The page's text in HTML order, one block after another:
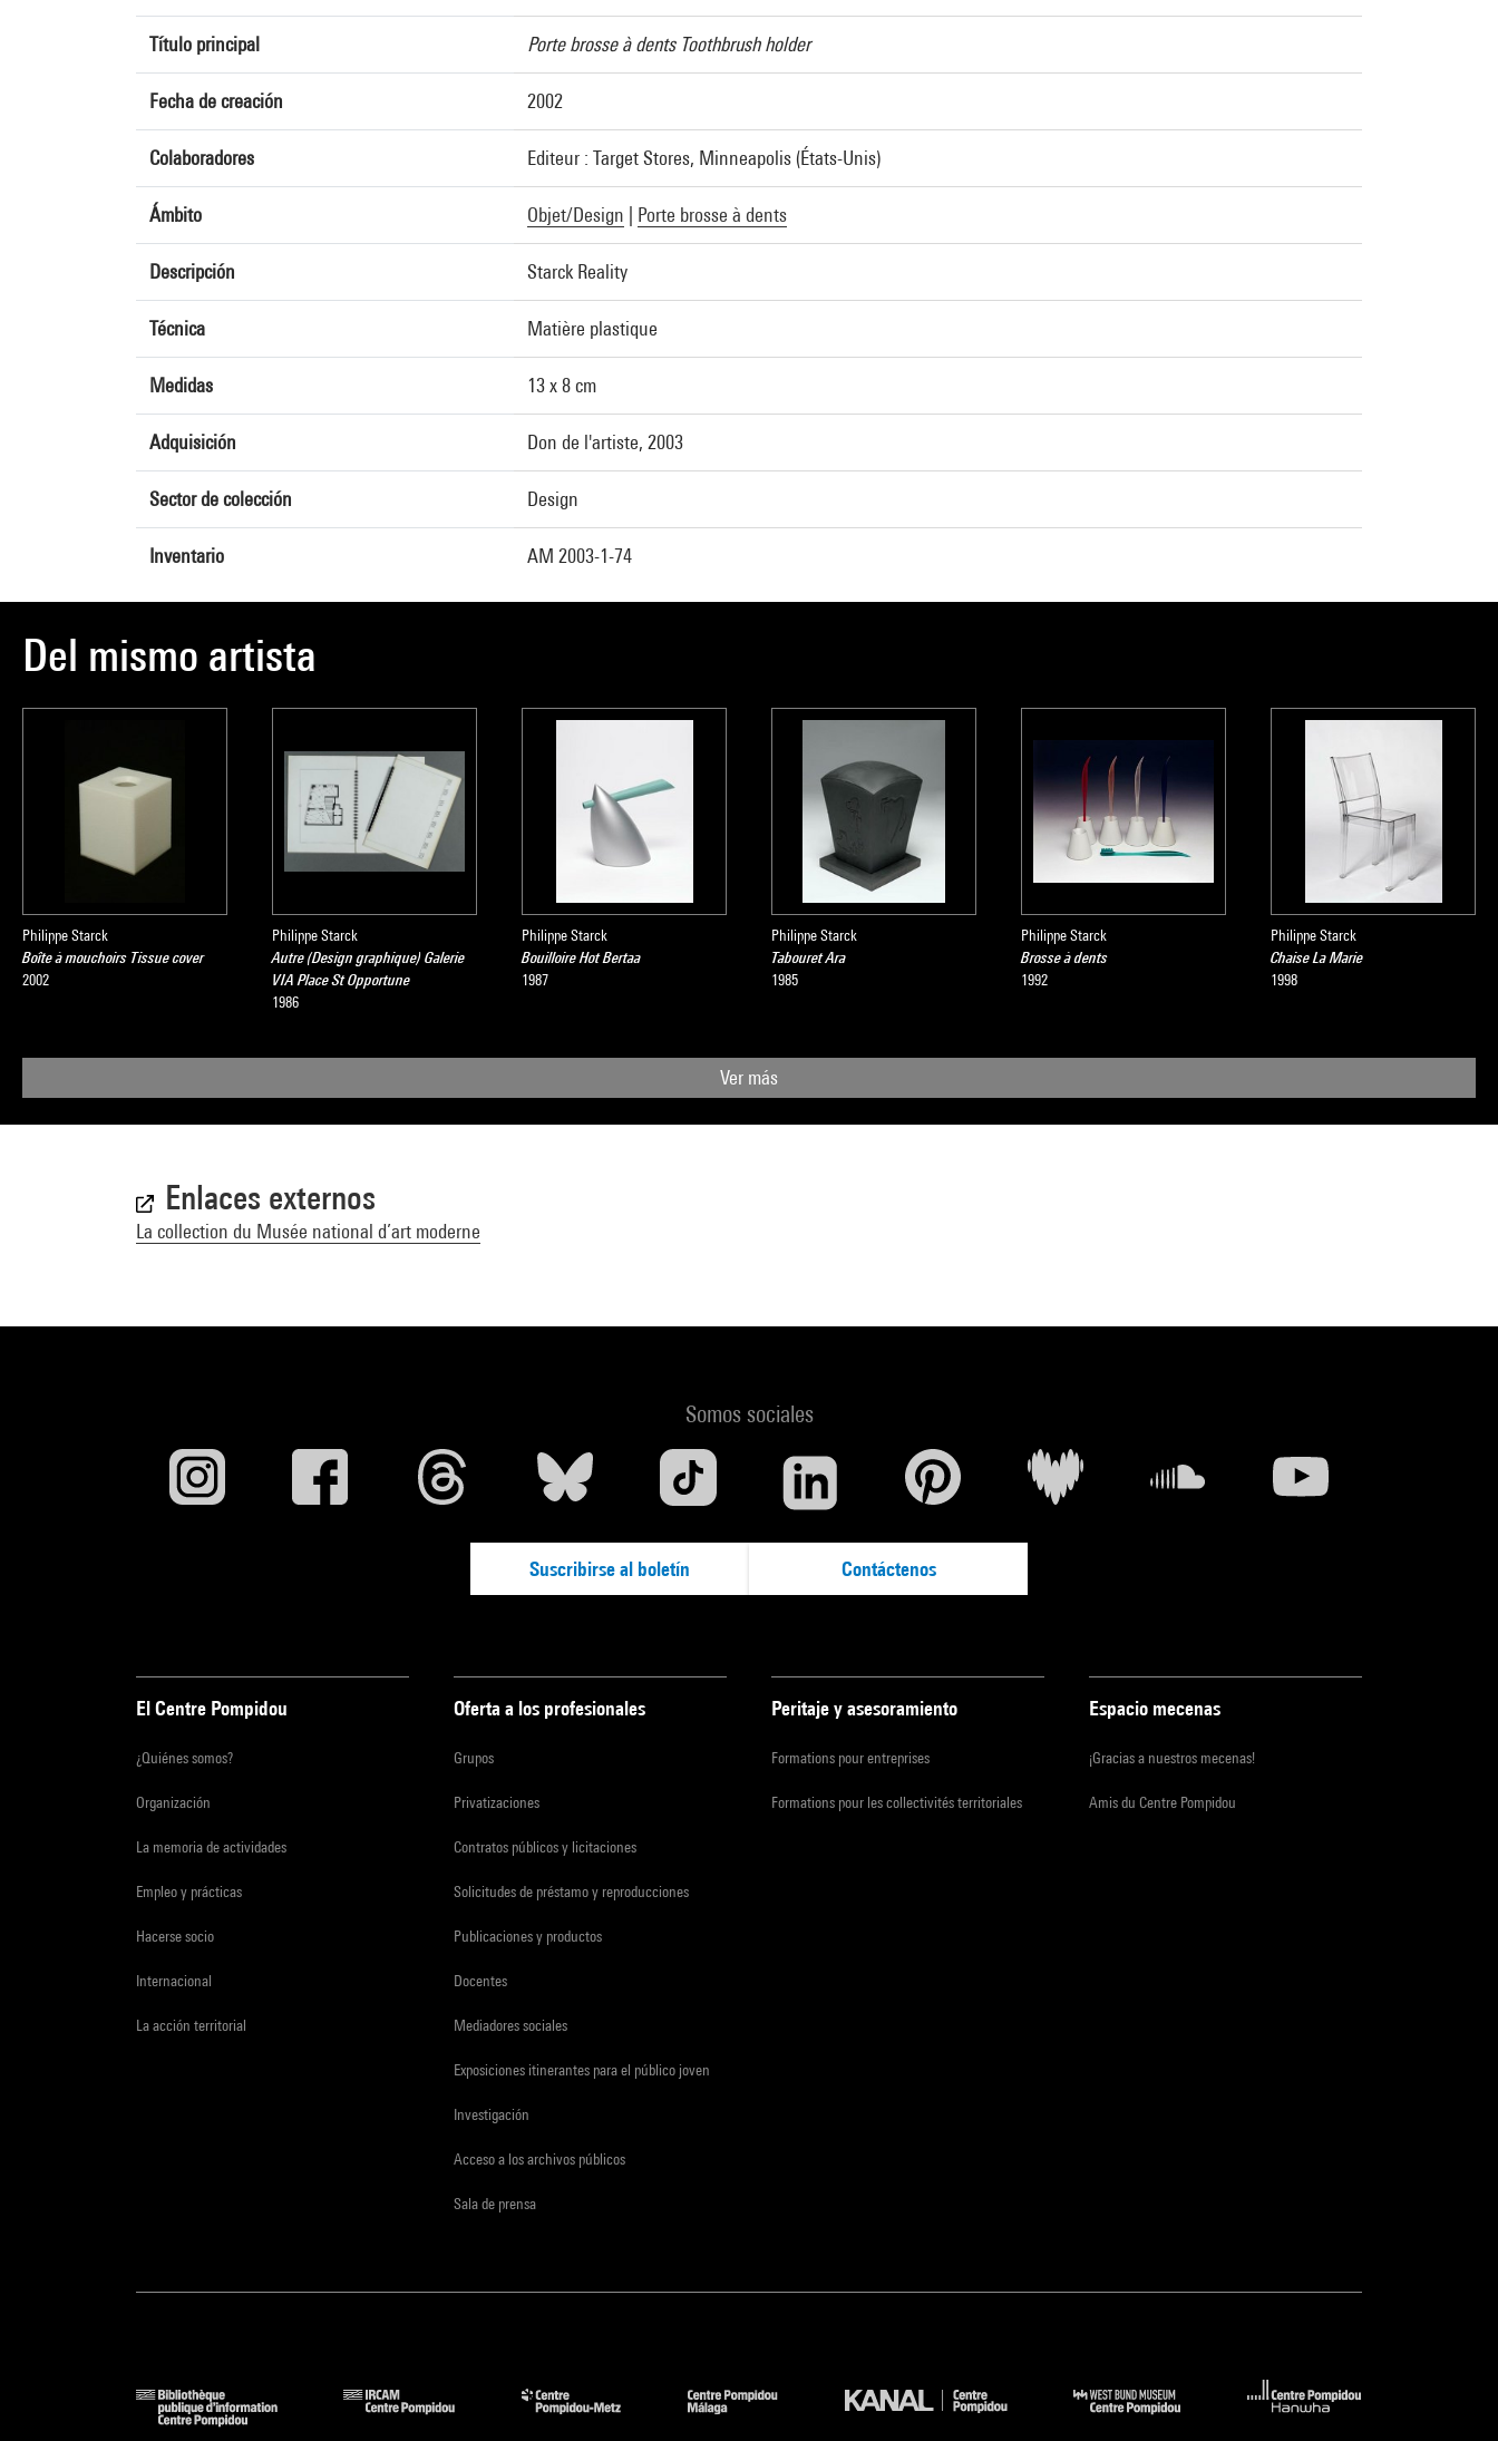
Título principal Porte brosse à dents Toothbrush holder
Fecha de creación 2002
Colaboradores Editeur : Target Stores, Minneapolis (États-Unis)
Ámbito Objet/Design Porte brosse à dents
Descripción Starck Reality
Técnica Matière plastique
Medidas 13 x 8 cm
Adquisición Don de l'artiste, 2003
Sector de colección Design
Inventario AM 2003-1-74
Del mismo artista
Philippe Starck
Boîte à mouchoirs Tissue cover
2002
Philippe Starck
Autre (Design graphique) Galerie
VIA Place St Opportune
1986
Philippe Starck
Bouilloire Hot Bertaa
1987
Philippe Starck
Tabouret Ara
1985
Philippe Starck
Brosse à dents
1992
Philippe Starck
Chaise La Marie
1998
Ver más
Enlaces externos
La collection du Musée national d’art moderne
Somos sociales
Suscribirse al boletín Contáctenos
El Centre Pompidou
¿Quiénes somos?
Organización
La memoria de actividades
Empleo y prácticas
Hacerse socio
Internacional
La acción territorial
Oferta a los profesionales
Grupos
Privatizaciones
Contratos públicos y licitaciones
Solicitudes de préstamo y reproducciones
Publicaciones y productos
Docentes
Mediadores sociales
Exposiciones itinerantes para el público joven
Investigación
Acceso a los archivos públicos
Sala de prensa
Peritaje y asesoramiento
Formations pour entreprises
Formations pour les collectivités territoriales
Espacio mecenas
¡Gracias a nuestros mecenas!
Amis du Centre Pompidou